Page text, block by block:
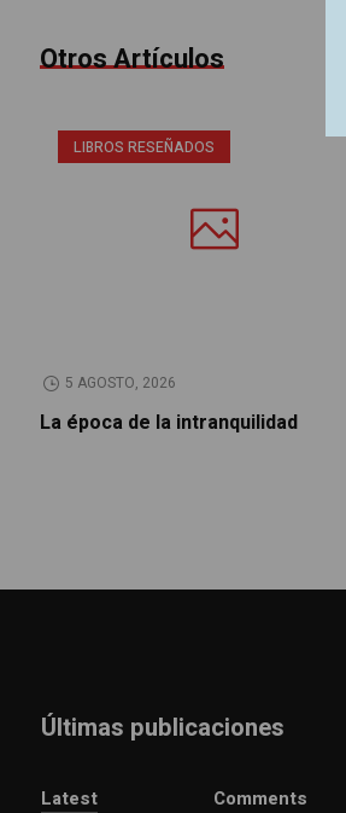
Otros Artículos
LIBROS RESEÑADOS
5 AGOSTO, 2026
La época de la intranquilidad
Últimas publicaciones
Latest Comments